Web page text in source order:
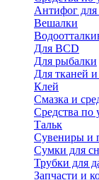
Антифог для
Вешалки
Для BCD
Для рыбалки
Для тканей
Клей
Смазка и
Средства по
Тальк
Сувениры и
Сумки для
Трубки для
Запчасти и